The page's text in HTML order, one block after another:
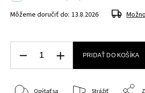
Môžeme doručiť do: 13.8.2026
PRIDAŤ DO KOŠÍKA
Opýtať sa Strážiť